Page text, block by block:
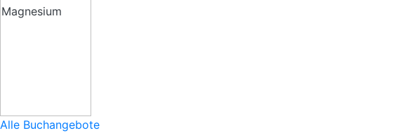
Alle Buchangebote